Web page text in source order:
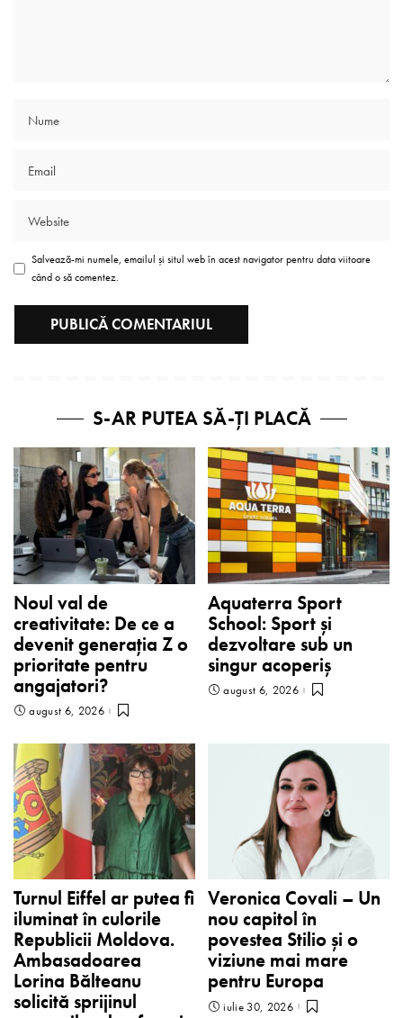
Salvează-mi numele, emailul și situl web în acest navigator pentru data viitoare
când o să comentez.
S-AR PUTEA SĂ-ȚI PLACĂ
Noul val de
creativitate: De ce a
devenit generația Z o
prioritate pentru
angajatori?
august 6, 2026
Aquaterra Sport
School: Sport și
dezvoltare sub un
singur acoperiș
august 6, 2026
Turnul Eiffel ar putea fi
iluminat în culorile
Republicii Moldova.
Ambasadoarea
Lorina Bălteanu
solicită sprijinul
Veronica Covali – Un
nou capitol în
povestea Stilio și o
viziune mai mare
pentru Europa
iulie 30, 2026